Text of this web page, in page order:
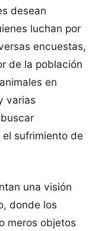
desean
luchan por
encuestas,
de la población
en
varias
sufrimiento de
una visión
donde los
meros objetos